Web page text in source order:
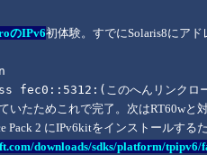
のIPv6初体験。すでにSolaris8にア
このへんリンクロー
いたためこれで完了。次はRT60wと
Pack 2 にIPv6kitをインストールす
downloads/sdks/platform/tpipv6/